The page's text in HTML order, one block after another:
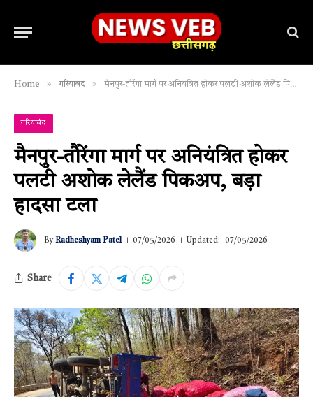
Home » गरियाबंद » मैनपुर-तौरेंगा मार्ग पर अनियंत्रित होकर पलटी अशोक लेलैंड पिकअप, बड़ा हादसा टला
गरियाबंद
मैनपुर-तौरेंगा मार्ग पर अनियंत्रित होकर
पलटी अशोक लेलैंड पिकअप, बड़ा
हादसा टला
By Radheshyam Patel 07/05/2026 Updated: 07/05/2026
Share